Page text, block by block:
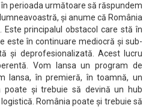
perioada următoare să răspundem
și anume că România
principalul obstacol care stă în
este în continuare mediocră și sub-
și deprofesionalizată. Acest lucru
Vom lansa un program de
lansa, în premieră, în toamnă, un
poate și trebuie să devină un hub
România poate și trebuie să